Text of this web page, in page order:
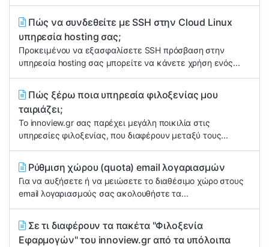
Πώς να συνδεθείτε με SSH στην Cloud Linux
υπηρεσία hosting σας;
Προκειμένου να εξασφαλίσετε SSH πρόσβαση στην
υπηρεσία hosting σας μπορείτε να κάνετε χρήση ενός...
Πώς ξέρω ποια υπηρεσία φιλοξενίας μου
ταιριάζει;
Το innoview.gr σας παρέχει μεγάλη ποικιλία στις
υπηρεσίες φιλοξενίας, που διαφέρουν μεταξύ τους...
Ρύθμιση χώρου (quota) email λογαριασμών
Για να αυξήσετε ή να μειώσετε το διαθέσιμο χώρο στους
email λογαριασμούς σας ακολουθήστε τα...
Σε τι διαφέρουν τα πακέτα "Φιλοξενία
Εφαρμογών" του innoview.gr από τα υπόλοιπα